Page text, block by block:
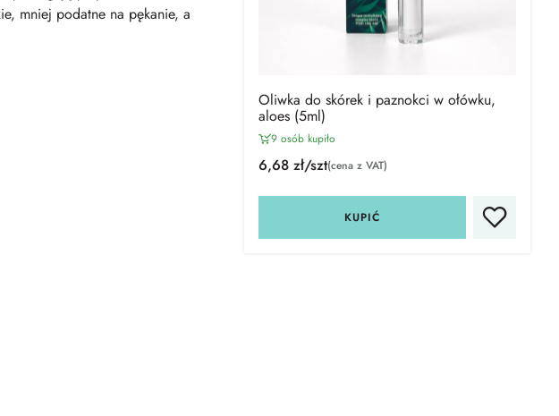
mniej podatne na pękanie, a
Oliwka do skórek i paznokci w ołówku,
aloes (5ml)
9 osób kupiło
6,68 zł/szt(cena z VAT)
KUPIĆ